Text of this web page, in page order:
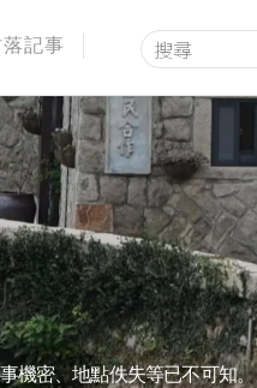
落記事
機密、地點佚失等已不可知。